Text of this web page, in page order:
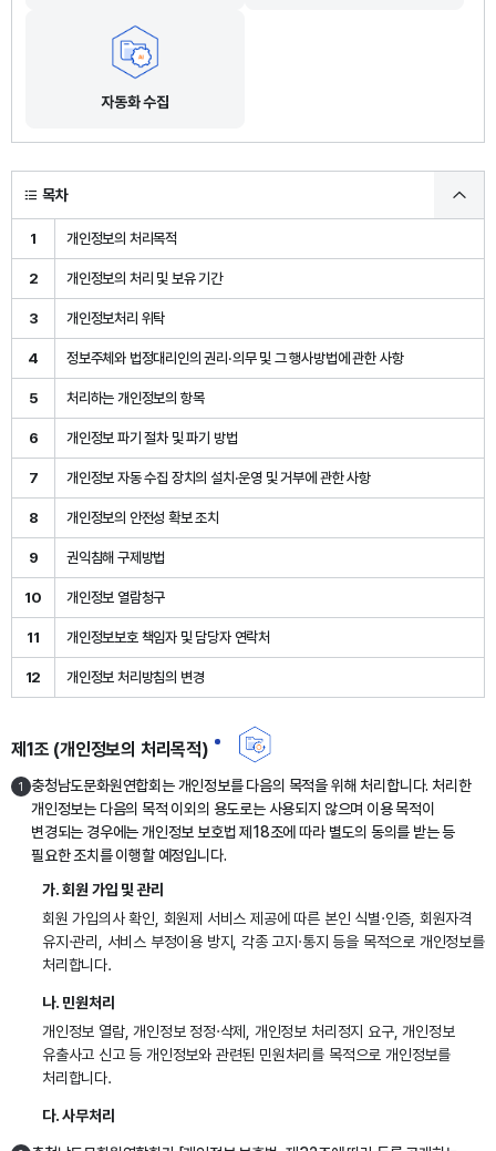
자동화 수집
목차
1 개인정보의 처리목적
2 개인정보의 처리 및 보유 기간
3 개인정보처리 위탁
4 정보주체와 법정대리인의 권리·의무 및 그 행사방법에 관한 사항
5 처리하는 개인정보의 항목
6 개인정보 파기 절차 및 파기 방법
7 개인정보 자동 수집 장치의 설치·운영 및 거부에 관한 사항
8 개인정보의 안전성 확보 조치
9 권익침해 구제방법
10 개인정보 열람청구
11 개인정보보호 책임자 및 담당자 연락처
12 개인정보 처리방침의 변경
제1조 (개인정보의 처리목적)
1
충청남도문화원연합회는 개인정보를 다음의 목적을 위해 처리합니다. 처리한
개인정보는 다음의 목적 이외의 용도로는 사용되지 않으며 이용 목적이
변경되는 경우에는 개인정보 보호법 제18조에 따라 별도의 동의를 받는 등
필요한 조치를 이행할 예정입니다.
가. 회원 가입 및 관리
회원 가입의사 확인, 회원제 서비스 제공에 따른 본인 식별·인증, 회원자격
유지·관리, 서비스 부정이용 방지, 각종 고지·통지 등을 목적으로 개인정보를
처리합니다.
나. 민원처리
개인정보 열람, 개인정보 정정·삭제, 개인정보 처리정지 요구, 개인정보
유출사고 신고 등 개인정보와 관련된 민원처리를 목적으로 개인정보를
처리합니다.
다. 사무처리